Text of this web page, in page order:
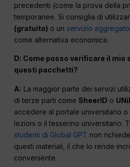
precedenti (come la prova della
temporanee. Si consiglia di
(gratuito) o un servizio
come alternativa economica.
D: Come posso verificare il
questi pacchetti?
A: La maggior parte dei servizi
di terze parti comeSheerID o
accedere al portale universitario
lezioni o il tesserino universitario.
studenti di Global GPT non
questi materiali, il che lo rende
conveniente.